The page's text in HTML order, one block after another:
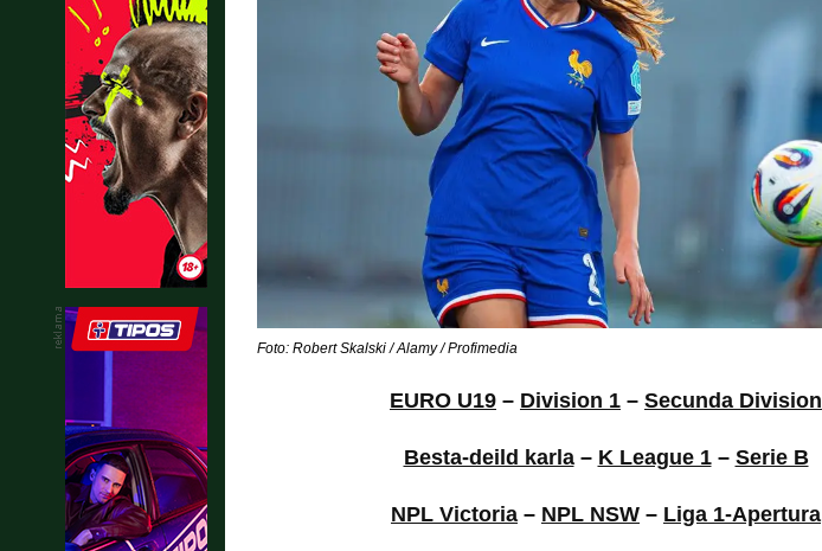
Foto: Robert Skalski / Alamy / Profimedia
EURO U19 – Division 1 – Secunda Division
Besta-deild karla– K League 1 – Serie B
NPL Victoria – NPL NSW – Liga 1-Apertura